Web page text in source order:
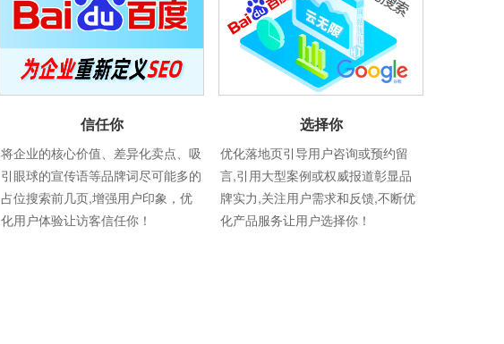
信任你
将企业的核心价值、差异化卖点、吸
引眼球的宣传语等品牌词尽可能多的
占位搜索前几页,增强用户印象，优
化用户体验让访客信任你！
选择你
优化落地页引导用户咨询或预约留
言,引用大型案例或权威报道彰显品
牌实力,关注用户需求和反馈,不断优
化产品服务让用户选择你！